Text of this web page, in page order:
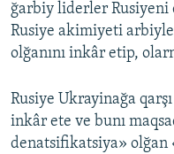
ğarbiy liderler Rusiyeni
Rusiye akimiyeti
olğanını inkâr etip,
Rusiye Ukrayinağa qarşı
inkâr ete ve bunı
denatsifikatsiya» olğan